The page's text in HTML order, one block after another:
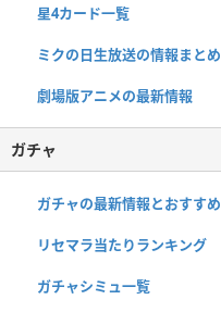
星4カード一覧
ミクの日生放送の情報まとめ
劇場版アニメの最新情報
ガチャ
ガチャの最新情報とおすすめ
リセマラ当たりランキング
ガチャシミュ一覧